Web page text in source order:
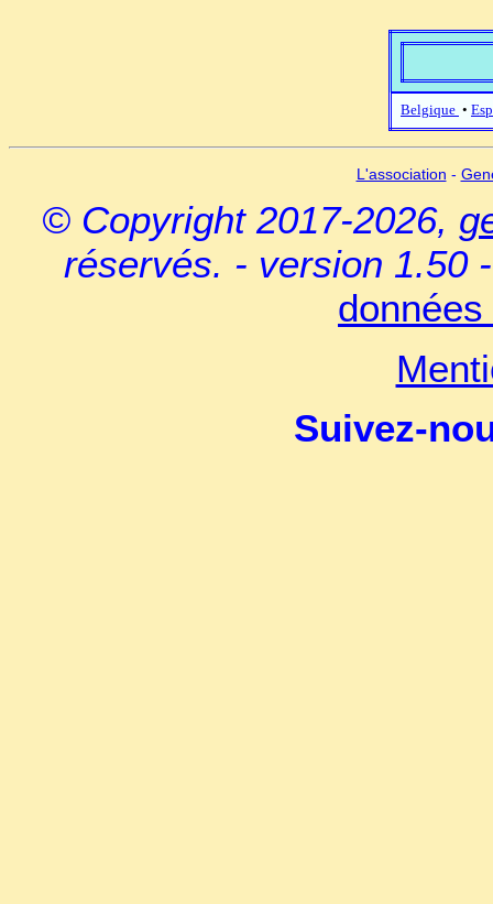
Belgique •
L'association -
© Copyright 2017-2026,
réservés. - version 1.50
Suivez-